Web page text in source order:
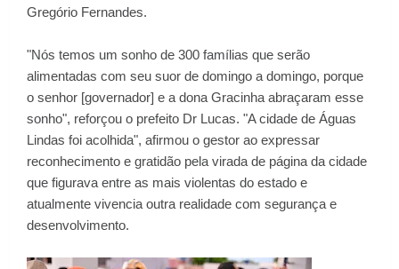
Gregório Fernandes.
"Nós temos um sonho de 300 famílias que serão
alimentadas com seu suor de domingo a domingo, porque
o senhor [governador] e a dona Gracinha abraçaram esse
sonho", reforçou o prefeito Dr Lucas. "A cidade de Águas
Lindas foi acolhida", afirmou o gestor ao expressar
reconhecimento e gratidão pela virada de página da cidade
que figurava entre as mais violentas do estado e
atualmente vivencia outra realidade com segurança e
desenvolvimento.